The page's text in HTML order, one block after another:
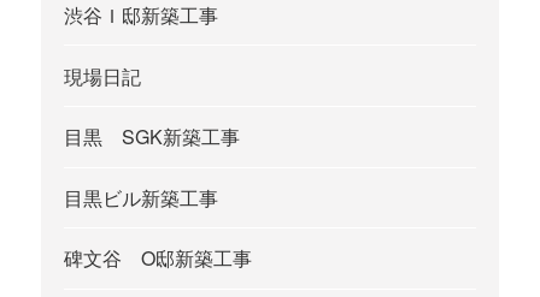
渋谷Ｉ邸新築工事
現場日記
目黒 SGK新築工事
目黒ビル新築工事
碑文谷 O邸新築工事